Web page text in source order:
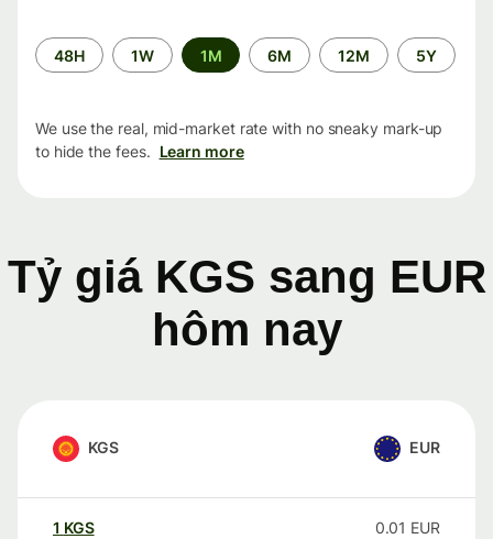
Time
period
48H 1W 1M 6M 12M 5Y
We use the real, mid-market rate with no sneaky mark-up
to hide the fees. Learn more
Tỷ giá KGS sang EUR
hôm nay
KGS EUR
1 KGS 0.01 EUR